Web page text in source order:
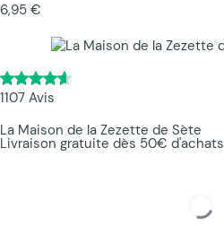
6,95 €
1107 Avis
La Maison de la Zezette de Sète
Livraison gratuite dès 50€ d'achats